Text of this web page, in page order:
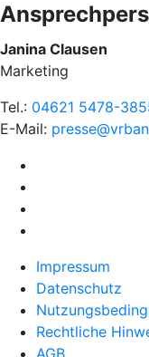
Janina Clausen
Marketing
Tel.: 04621 5478-
E-Mail:
Impressum
Datenschutz
Rechtliche
AGB